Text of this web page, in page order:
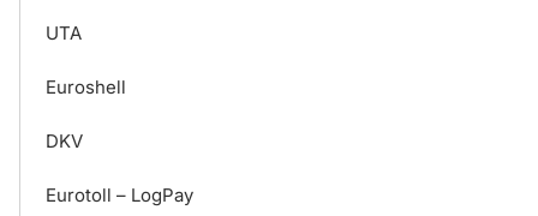
UTA
Euroshell
DKV
Eurotoll – LogPay